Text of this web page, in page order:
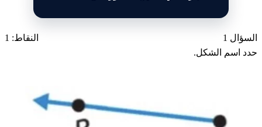
السؤال 1
النقاط: 1
حدد اسم الشكل.